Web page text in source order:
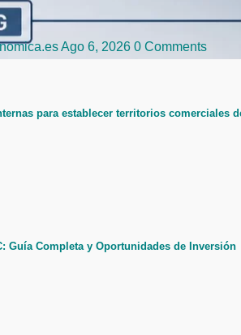
Ago 6, 2026 0 Comments
para establecer territorios comerciales
Guía Completa y Oportunidades de Inversión